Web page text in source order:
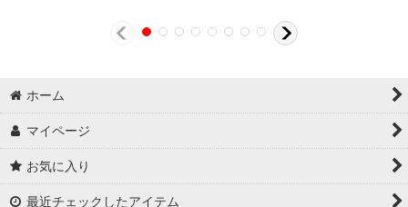
ホーム
マイページ
お気に入り
最近チェックしたアイテム